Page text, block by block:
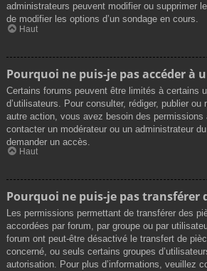
administrateurs peuvent modifier ou supprimer
de modifier les options d’un sondage en cours.
Haut
Pourquoi ne puis-je pas accéder à
Certains forums peuvent être limités à certains
d’utilisateurs. Pour consulter, rédiger, publier ou
autre action, vous avez besoin des
contacter un modérateur ou un administrateur
demander un accès.
Haut
Pourquoi ne puis-je pas transférer
Les permissions permettant de transférer des
accordées par forum, par groupe ou par
forum ont peut-être désactivé le transfert de
concerné, ou seuls certains groupes
autorisation. Pour plus d’informations, veuillez